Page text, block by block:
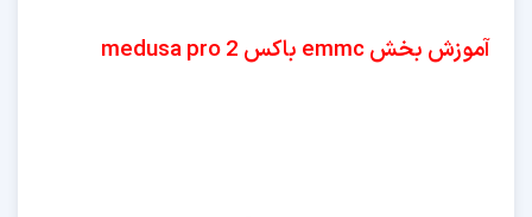
آموزش بخش emmc باکس medusa pro 2